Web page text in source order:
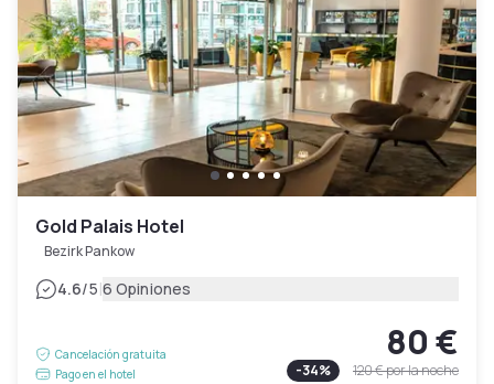
Gold Palais Hotel
Bezirk Pankow
4.6/5|6 Opiniones
Cancelación gratuita
Pago en el hotel
80 €
-34% 120 €por la noche